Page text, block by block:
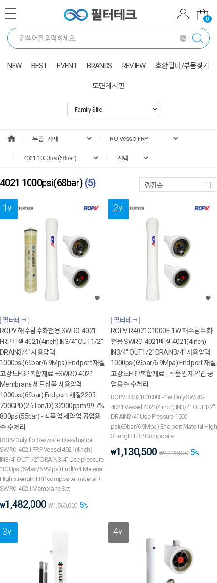
0
NEW BEST EVENT BRANDS REVIEW 호환필터/부품찾기
도면게시판
4021 1000psi(68bar) (5) 랭킹순
1위
필터테크
ROPV 해수담수화전용 SWRO-4021
FRP베셀 4021(4inch) IN3/4" OUT1/2"
DRAIN3/4" 사용압력
1000psi(69bar/6.9Mpa) End port 재질
고강도FRP복합재료 +SWRO-4021
Membrane 세트상품 사용압력
1000psi(69bar) End port 재질2205
700GPD(2.6Ton/D) 32000ppm 99.7%
800psi(55bar) - 식품업 제약업 공업용
수 수처리
ROPV Only for Seawater Desalination
SWRO-4021 FRP Vessel 4021(4inch)
IN3/4" OUT1/2" DRAIN3/4" Use pressure
1000psi(69bar/6.9Mpa) EndPort Material
High strength FRP composite material +
SWRO-4021 Membrane Set
₩1,482,000 ₩1,560,000 5%
2위
필터테크
ROPV R4021C1000E-1W 해수담수화
전용 SWRO-4021베셀 4021(4inch)
IN3/4" OUT1/2" DRAIN3/4" 사용압력
1000psi(69bar/6.9Mpa) End port 재질
고강도FRP복합재료 - 식품업 제약업 공
업용수 수처리
ROPV R4021C1000E-1W Only SWRO-
4021 Vessel 4021(4 inch) IN3/4" OUT1/2"
DRAIN3/4" Use Pressure 1000
psi(69bar/6.9Mpa) End port Material High
Strength FRP Composite
₩1,130,500 ₩1,190,000 5%
3위 4위